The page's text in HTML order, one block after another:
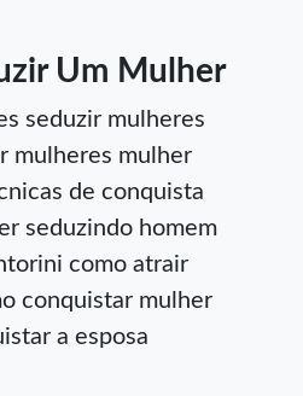
Um Mulher
seduzir mulheres
mulheres mulher
de conquista
seduzindo homem
como atrair
conquistar mulher
a esposa